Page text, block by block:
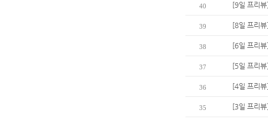
40 [9일 프리
39 [8일 프리
38 [6일 프리
37 [5일 프리
36 [4일 프리
35 [3일 프리